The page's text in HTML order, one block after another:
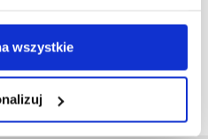
wszystkie
autorskich
informatycznych z
oraz wiedzy
w ponad 540
projektach.